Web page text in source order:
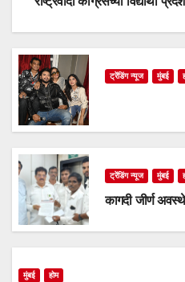
ट्रेंडिंग न्यूज मुंबई
ट्रेंडिंग न्यूज मुंबई
कागदी जीर्ण
मुंबई होम